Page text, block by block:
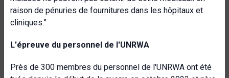
raison de pénuries de fournitures dans les hôpitaux et
cliniques.”
L'épreuve du personnel de l'UNRWA
Près de 300 membres du personnel de l'UNRWA ont été